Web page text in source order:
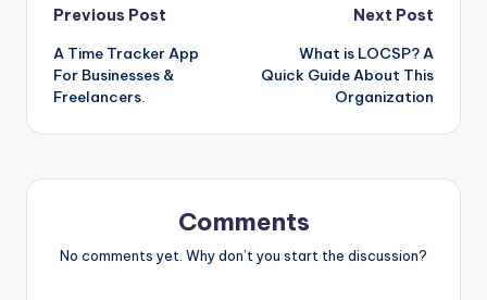
Post
navigation
Previous Post
A Time Tracker App
For Businesses &
Freelancers.
Next Post
What is LOCSP? A
Quick Guide About This
Organization
Comments
No comments yet. Why don’t you start the discussion?